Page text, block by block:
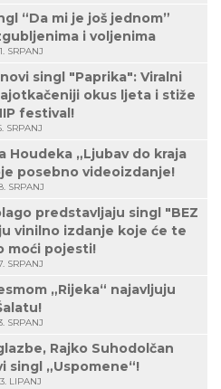
“Da mi je još jednom”
i voljenima
SRPANJ
singl "Paprika": Viralni
okus ljeta i stiže
festival!
SRPANJ
Houdeka „Ljubav do kraja
posebno videoizdanje!
SRPANJ
predstavljaju singl "BEZ
vinilno izdanje koje će te
moći pojesti!
SRPANJ
„Rijeka“ najavljuju
SRPANJ
Rajko Suhodolčan
singl „Uspomene“!
LIPANJ